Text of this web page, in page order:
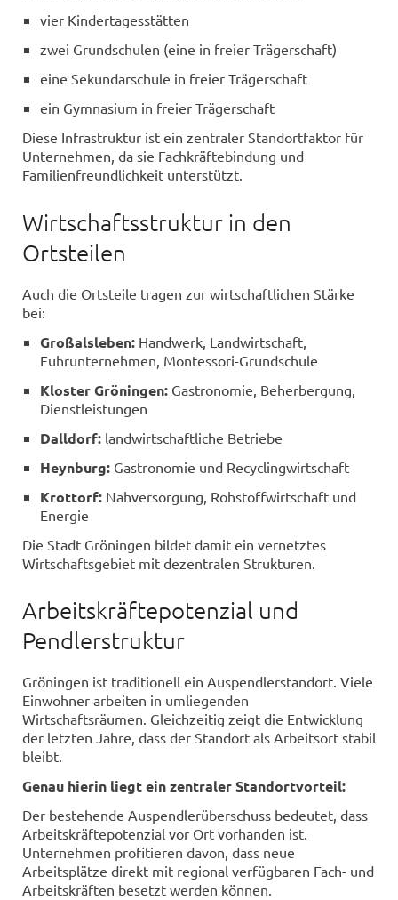
vier Kindertagesstätten
zwei Grundschulen (eine in freier Trägerschaft)
eine Sekundarschule in freier Trägerschaft
ein Gymnasium in freier Trägerschaft
Diese Infrastruktur ist ein zentraler Standortfaktor für
Unternehmen, da sie Fachkräftebindung und
Familienfreundlichkeit unterstützt.
Wirtschaftsstruktur in den
Ortsteilen
Auch die Ortsteile tragen zur wirtschaftlichen Stärke
bei:
Großalsleben: Handwerk, Landwirtschaft,
Fuhrunternehmen, Montessori-Grundschule
Kloster Gröningen: Gastronomie, Beherbergung,
Dienstleistungen
Dalldorf: landwirtschaftliche Betriebe
Heynburg: Gastronomie und Recyclingwirtschaft
Krottorf: Nahversorgung, Rohstoffwirtschaft und
Energie
Die Stadt Gröningen bildet damit ein vernetztes
Wirtschaftsgebiet mit dezentralen Strukturen.
Arbeitskräftepotenzial und
Pendlerstruktur
Gröningen ist traditionell ein Auspendlerstandort. Viele
Einwohner arbeiten in umliegenden
Wirtschaftsräumen. Gleichzeitig zeigt die Entwicklung
der letzten Jahre, dass der Standort als Arbeitsort stabil
bleibt.
Genau hierin liegt ein zentraler Standortvorteil:
Der bestehende Auspendlerüberschuss bedeutet, dass
Arbeitskräftepotenzial vor Ort vorhanden ist.
Unternehmen profitieren davon, dass neue
Arbeitsplätze direkt mit regional verfügbaren Fach- und
Arbeitskräften besetzt werden können.